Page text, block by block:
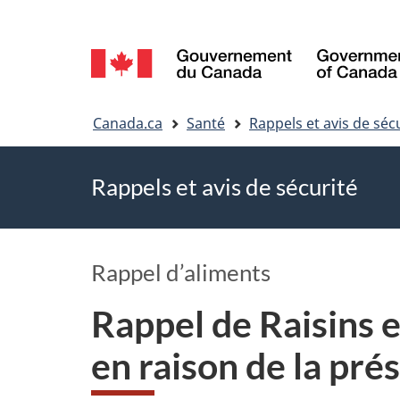
Sélection
de
la
Canada.ca Santé Rappels et avis de
Rappels et avis de sécurité
Rappel d’aliments
Rappel de Raisins
en raison de la